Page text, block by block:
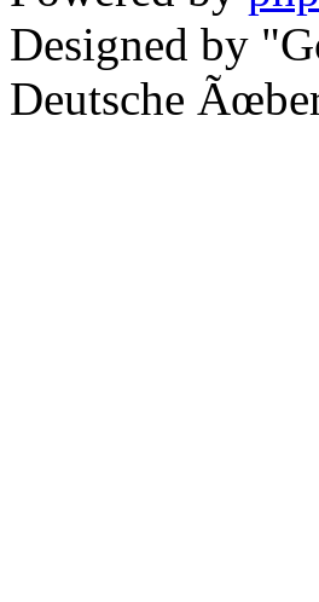
Designed by
Deutsche